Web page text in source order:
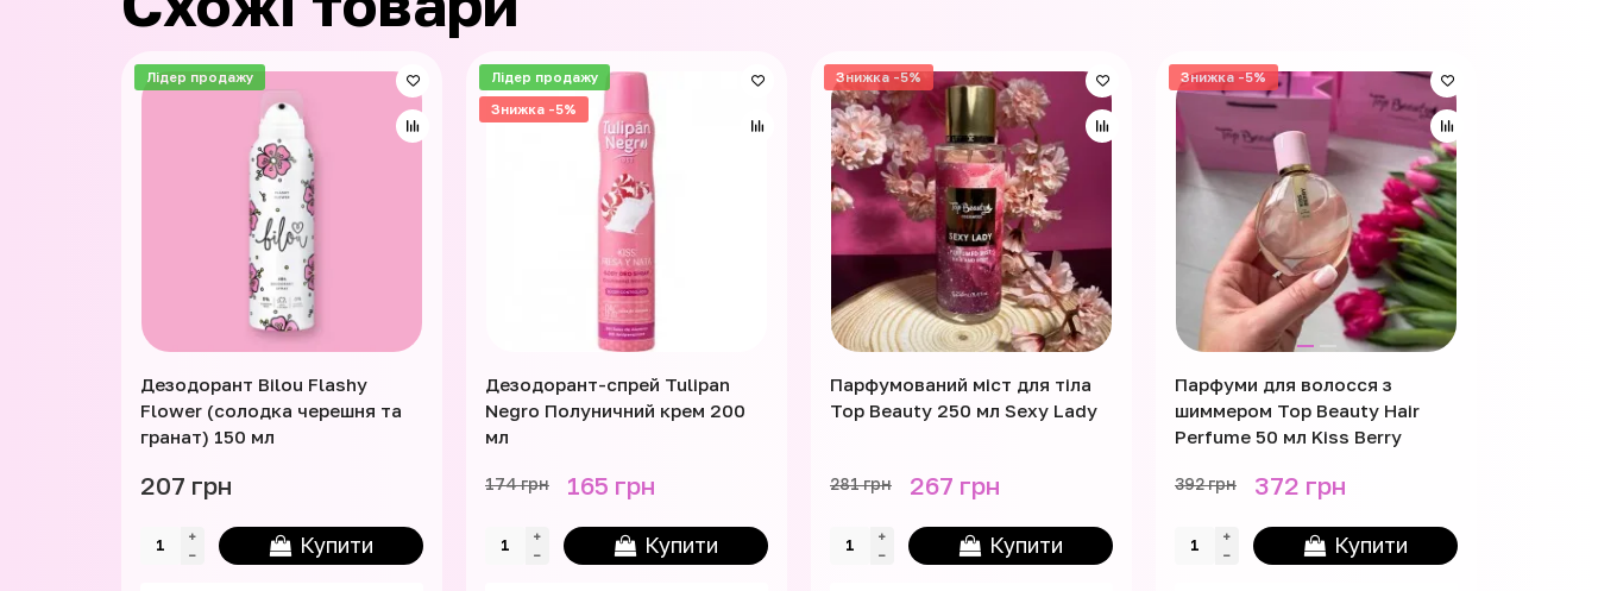
Лідер продажу
Дезодорант Bilou Flashy
Flower (солодка черешня та
гранат) 150 мл
207 грн
Купити
Лідер продажу
Знижка -5%
Дезодорант-спрей Tulipan
Negro Полуничний крем 200
мл
174 грн 165 грн
Купити
Знижка -5%
Парфумований міст для тіла
Top Beauty 250 мл Sexy Lady
281 грн 267 грн
Купити
Знижка -5%
Парфуми для волосся з
шиммером Top Beauty Hair
Perfume 50 мл Kiss Berry
392 грн 372 грн
Купити